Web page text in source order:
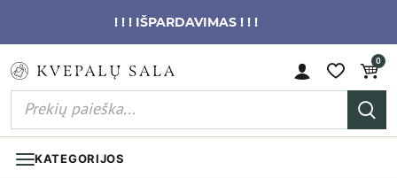
! ! ! IŠPARDAVIMAS ! ! !
0
KATEGORIJOS